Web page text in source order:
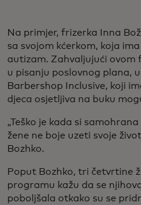
Na primjer, frizerka Inna
sa svojom kćerkom, koja
autizam. Zahvaljujući ovom
u pisanju poslovnog plana,
Barbershop Inclusive, koji
djeca osjetljiva na buku
„Teško je kada si
žene ne boje uzeti svoje
Bozhko.
Poput Bozhko, tri četvrtine
programu kažu da se
poboljšala otkako su se